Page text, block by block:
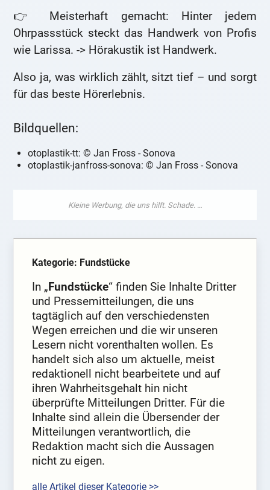
👉 Meisterhaft gemacht: Hinter jedem
Ohrpassstück steckt das Handwerk von Profis
wie Larissa. -> Hörakustik ist Handwerk.
Also ja, was wirklich zählt, sitzt tief – und sorgt
für das beste Hörerlebnis.
Bildquellen:
otoplastik-tt: © Jan Fross - Sonova
otoplastik-janfross-sonova: © Jan Fross - Sonova
Kategorie: Fundstücke
In „Fundstücke“ finden Sie Inhalte Dritter
und Pressemitteilungen, die uns
tagtäglich auf den verschiedensten
Wegen erreichen und die wir unseren
Lesern nicht vorenthalten wollen. Es
handelt sich also um aktuelle, meist
redaktionell nicht bearbeitete und auf
ihren Wahrheitsgehalt hin nicht
überprüfte Mitteilungen Dritter. Für die
Inhalte sind allein die Übersender der
Mitteilungen verantwortlich, die
Redaktion macht sich die Aussagen
nicht zu eigen.
alle Artikel dieser Kategorie >>